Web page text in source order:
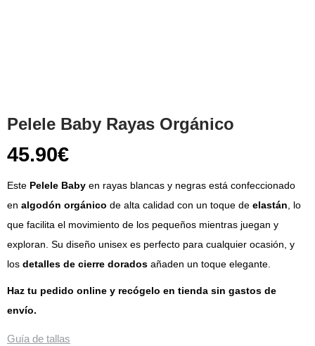
Pelele Baby Rayas Orgánico
45.90€
Este Pelele Baby en rayas blancas y negras está confeccionado
en algodón orgánico de alta calidad con un toque de elastán , lo
que facilita el movimiento de los pequeños mientras juegan y
exploran. Su diseño unisex es perfecto para cualquier ocasión, y
los detalles de cierre dorados añaden un toque elegante.
Haz tu pedido online y recógelo en tienda sin gastos de
envío.
Guía de tallas